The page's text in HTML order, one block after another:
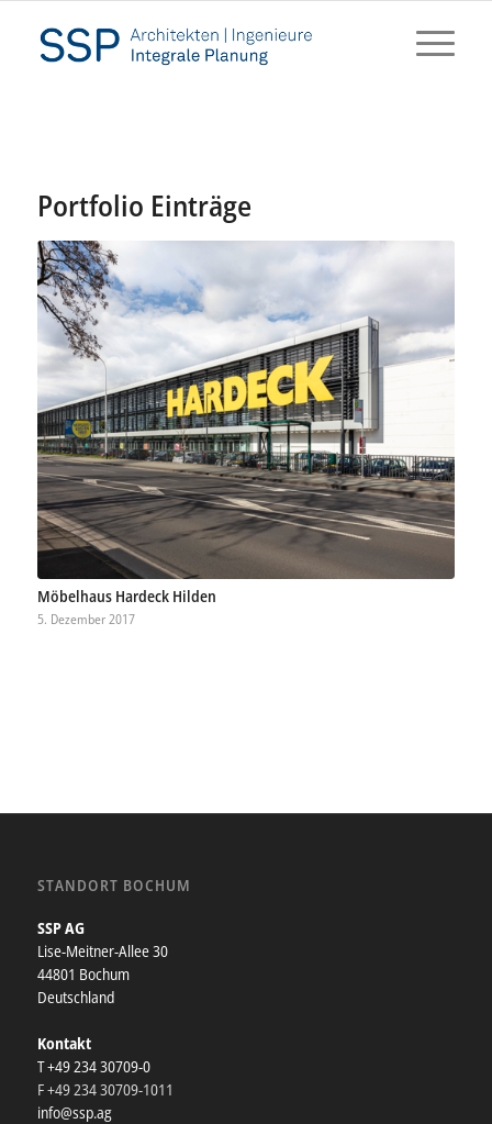
Portfolio Einträge
Möbelhaus Hardeck Hilden
5. Dezember 2017
STANDORT BOCHUM
SSP AG
Lise-Meitner-Allee 30
44801 Bochum
Deutschland
Kontakt
T +49 234 30709-0
F +49 234 30709-1011
info@ssp.ag